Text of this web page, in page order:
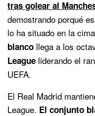
tras golear al
demostrando porqué
lo ha situado en la
blanco llega a los
League liderando el
UEFA.
El Real Madrid
League. El conjunto